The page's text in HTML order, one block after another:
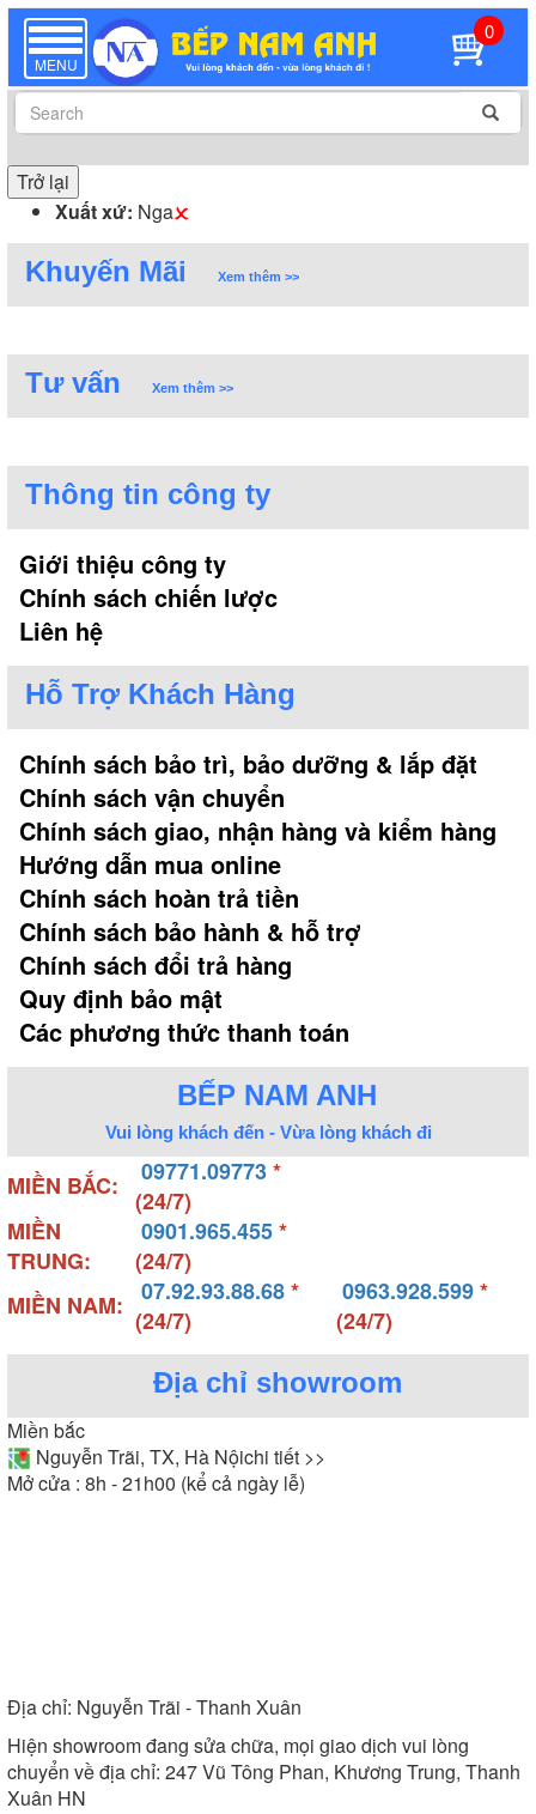
TOGGLE
NAVIGATION
MENU
0
Trở lại
Xuất xứ: Nga
Khuyến Mãi Xem thêm >>
Tư vấn Xem thêm >>
Thông tin công ty
Giới thiệu công ty
Chính sách chiến lược
Liên hệ
Hỗ Trợ Khách Hàng
Chính sách bảo trì, bảo dưỡng & lắp đặt
Chính sách vận chuyển
Chính sách giao, nhận hàng và kiểm hàng
Hướng dẫn mua online
Chính sách hoàn trả tiền
Chính sách bảo hành & hỗ trợ
Chính sách đổi trả hàng
Quy định bảo mật
Các phương thức thanh toán
BẾP NAM ANH
Vui lòng khách đến - Vừa lòng khách đi
MIỀN BẮC: 09771.09773*
(24/7)
MIỀN
TRUNG:
0901.965.455*
(24/7)
MIỀN NAM:
07.92.93.88.68*
(24/7)
0963.928.599*
(24/7)
Địa chỉ showroom
Miền bắc
Nguyễn Trãi, TX, Hà Nộichi tiết >>
Mở cửa : 8h - 21h00 (kể cả ngày lễ)
Địa chỉ: Nguyễn Trãi - Thanh Xuân
Hiện showroom đang sửa chữa, mọi giao dịch vui lòng
chuyển về địa chỉ: 247 Vũ Tông Phan, Khương Trung, Thanh
Xuân HN